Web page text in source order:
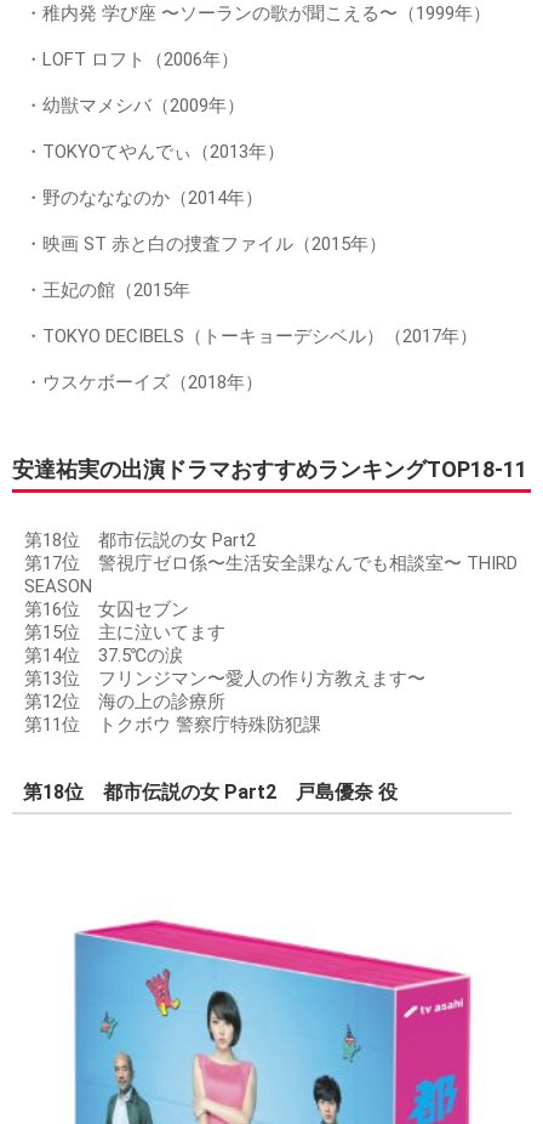
・稚内発 学び座 〜ソーランの歌が聞こえる〜（1999年）
・LOFT ロフト（2006年）
・幼獣マメシバ（2009年）
・TOKYOてやんでぃ（2013年）
・野のなななのか（2014年）
・映画 ST 赤と白の捜査ファイル（2015年）
・王妃の館（2015年
・TOKYO DECIBELS（トーキョーデシベル）（2017年）
・ウスケボーイズ（2018年）
安達祐実の出演ドラマおすすめランキングTOP18-11
第18位 都市伝説の女 Part2
第17位 警視庁ゼロ係〜生活安全課なんでも相談室〜 THIRD
SEASON
第16位 女囚セブン
第15位 主に泣いてます
第14位 37.5℃の涙
第13位 フリンジマン〜愛人の作り方教えます〜
第12位 海の上の診療所
第11位 トクボウ 警察庁特殊防犯課
第18位 都市伝説の女 Part2 戸島優奈 役